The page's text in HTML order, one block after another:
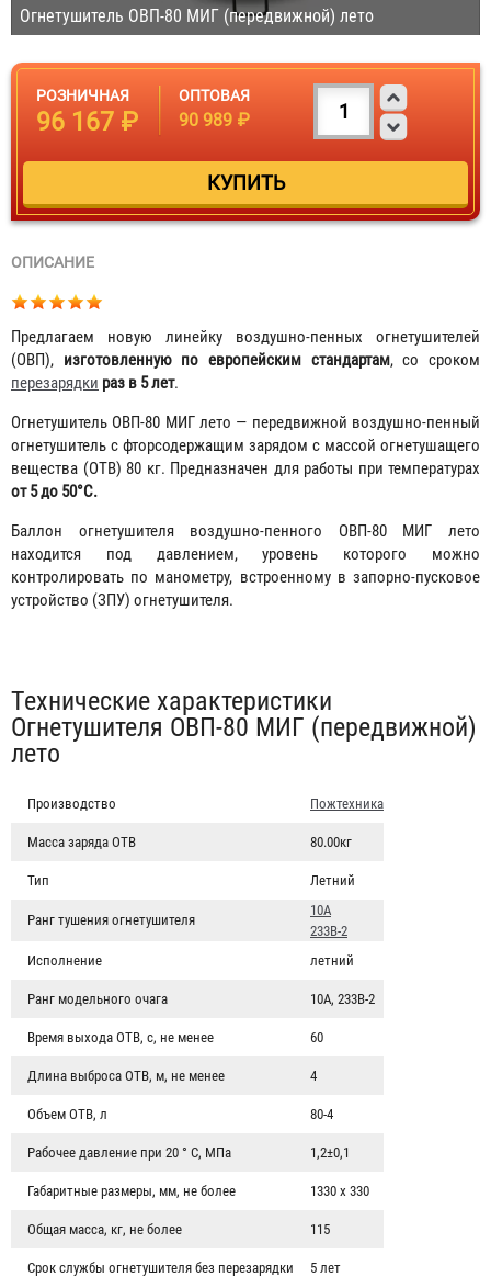
Огнетушитель ОВП-80 МИГ (передвижной) лето
РОЗНИЧНАЯ
96 167 ₽
ОПТОВАЯ
90 989 ₽
ОПИСАНИЕ
Предлагаем новую линейку воздушно-пенных огнетушителей
(ОВП), изготовленную по европейским стандартам, со сроком
перезарядки раз в 5 лет.
Огнетушитель ОВП-80 МИГ лето — передвижной воздушно-пенный
огнетушитель с фторсодержащим зарядом с массой огнетушащего
вещества (ОТВ) 80 кг. Предназначен для работы при температурах
от 5 до 50°C.
Баллон огнетушителя воздушно-пенного ОВП-80 МИГ лето
находится под давлением, уровень которого можно
контролировать по манометру, встроенному в запорно-пусковое
устройство (ЗПУ) огнетушителя.
Табы
Технические характеристики
Огнетушителя ОВП-80 МИГ (передвижной)
лето
Производство Пожтехника
Масса заряда ОТВ 80.00кг
Тип Летний
Ранг тушения огнетушителя
10А
233B-2
Исполнение
летний
Ранг модельного очага 10А, 233В-2
Время выхода ОТВ, с, не менее 60
Длина выброса ОТВ, м, не менее 4
Объем ОТВ, л 80-4
Рабочее давление при 20 ° С, МПа 1,2±0,1
Габаритные размеры, мм, не более 1330 х 330
Общая масса, кг, не более 115
Срок службы огнетушителя без перезарядки 5 лет